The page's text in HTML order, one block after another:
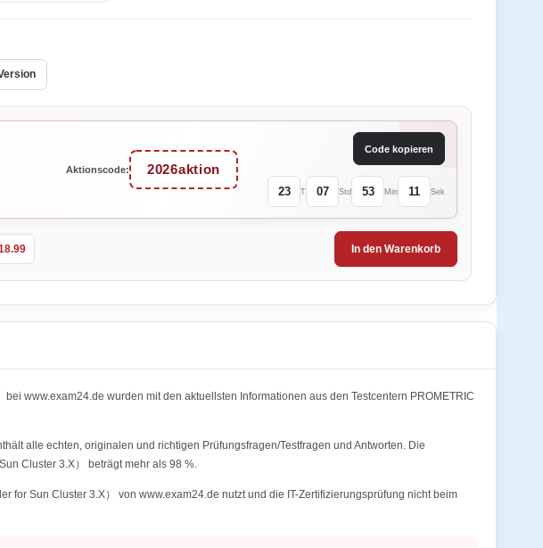
Aktionscode: 2026aktion
Code kopieren
23 T 07 Std 53 Min 11 Sek
In den Warenkorb
www.exam24.de wurden mit den aktuellsten Informationen aus den Testcentern PROMETRIC
alle echten, originalen und richtigen Prüfungsfragen/Testfragen und Antworten. Die
Cluster 3.X） beträgt mehr als 98 %.
for Sun Cluster 3.X） von www.exam24.de nutzt und die IT-Zertifizierungsprüfung nicht beim